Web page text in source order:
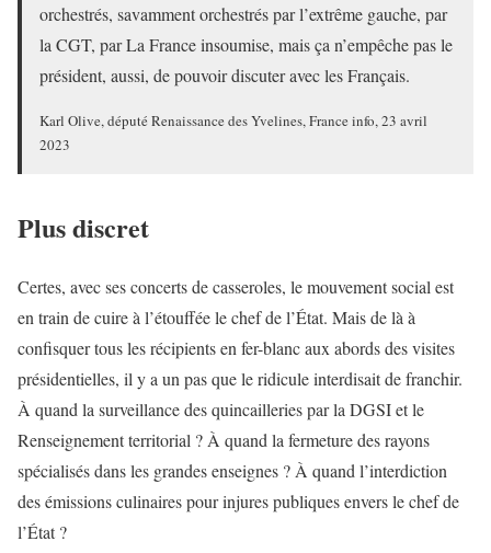
orchestrés, savamment orchestrés par l’extrême gauche, par
la CGT, par La France insoumise, mais ça n’empêche pas le
président, aussi, de pouvoir discuter avec les Français.
Karl Olive, député Renaissance des Yvelines, France info, 23 avril
2023
Plus discret
Certes, avec ses concerts de casseroles, le mouvement social est
en train de cuire à l’étouffée le chef de l’État. Mais de là à
confisquer tous les récipients en fer-blanc aux abords des visites
présidentielles, il y a un pas que le ridicule interdisait de franchir.
À quand la surveillance des quincailleries par la DGSI et le
Renseignement territorial ? À quand la fermeture des rayons
spécialisés dans les grandes enseignes ? À quand l’interdiction
des émissions culinaires pour injures publiques envers le chef de
l’État ?